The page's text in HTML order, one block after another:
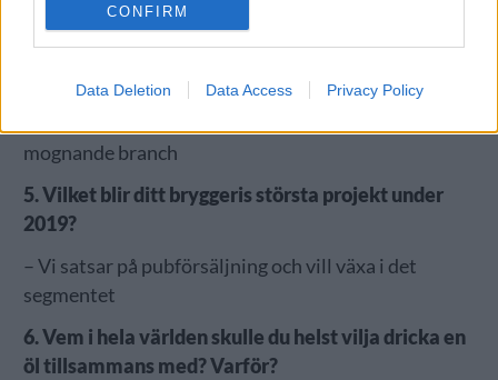
CONFIRM
Data Deletion Data Access Privacy Policy
4. Vad tror du blir den största utmaningen för
svensk öl generellt under 2019?
mognande branch
5. Vilket blir ditt bryggeris största projekt under
2019?
– Vi satsar på pubförsäljning och vill växa i det
segmentet
6. Vem i hela världen skulle du helst vilja dricka en
öl tillsammans med? Varför?